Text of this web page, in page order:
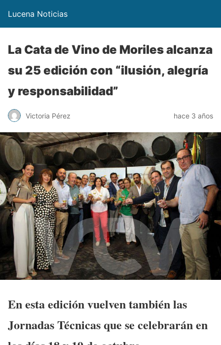
Lucena Noticias
La Cata de Vino de Moriles alcanza
su 25 edición con “ilusión, alegría
y responsabilidad”
Victoria Pérez hace 3 años
En esta edición vuelven también las
Jornadas Técnicas que se celebrarán en